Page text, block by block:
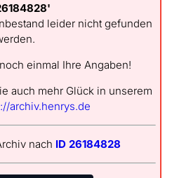
leider nicht gefunden
einmal Ihre Angaben!
auch mehr Glück in unserem
archiv.henrys.de
nach ID 26184828